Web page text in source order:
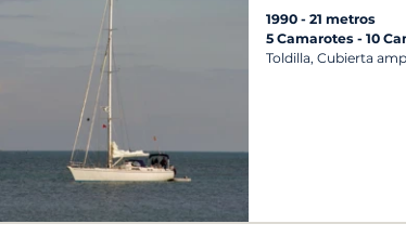
1990
21 metros
5 Camarotes 10
Toldilla, Cubierta